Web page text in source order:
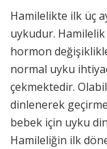
Hamilelikte ilk üç
uykudur.
hormon
normal uyku
çekmektedir.
dinlenerek
bebek için uyku
Hamileliğin ilk